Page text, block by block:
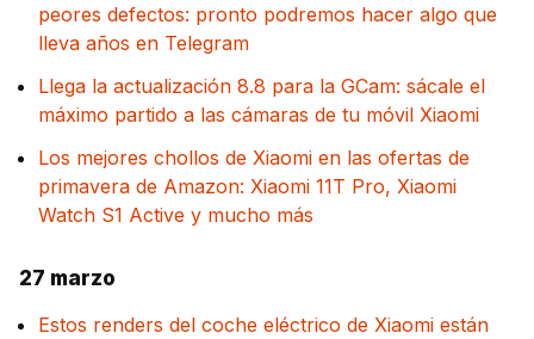
peores defectos: pronto podremos hacer algo que
lleva años en Telegram
Llega la actualización 8.8 para la GCam: sácale el
máximo partido a las cámaras de tu móvil Xiaomi
Los mejores chollos de Xiaomi en las ofertas de
primavera de Amazon: Xiaomi 11T Pro, Xiaomi
Watch S1 Active y mucho más
27 marzo
Estos renders del coche eléctrico de Xiaomi están